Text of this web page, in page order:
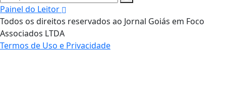
Painel do Leitor
Todos os direitos reservados ao Jornal Goiás em Foco
Associados LTDA
Termos de Uso e Privacidade